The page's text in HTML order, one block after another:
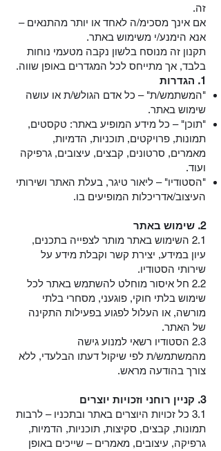
זה.
אם אינך מסכימ/ה לאחד או יותר מהתנאים –
אנא הימנע/י משימוש באתר.
תקנון זה מנוסח בלשון נקבה מטעמי נוחות
בלבד, אך מתייחס לכל המגדרים באופן שווה.
1. הגדרות
"המשתמש/ת" – כל אדם הגולש/ת או עושה
שימוש באתר.
"תוכן" – כל מידע המופיע באתר: טקסטים,
תמונות, פרויקטים, תוכניות, הדמיות,
מאמרים, סרטונים, קבצים, עיצובים, גרפיקה
ועוד.
"הסטודיו" – ליאור טיגר, בעלת האתר ושירותי
העיצוב/אדריכלות המופיעים בו.
2. שימוש באתר
2.1 השימוש באתר מותר לצפייה בתכנים,
עיון במידע, יצירת קשר וקבלת מידע על
שירותי הסטודיו.
2.2 חל איסור מוחלט להשתמש באתר לכל
שימוש בלתי חוקי, פוגעני, מסחרי בלתי
מורשה, או העלול לפגוע בפעילות התקינה
של האתר.
2.3 הסטודיו רשאי למנוע גישה
מהמשתמש/ת לפי שיקול דעתו הבלעדי, ללא
צורך בהודעה מראש.
3. קניין רוחני וזכויות יוצרים
3.1 כל זכויות היוצרים באתר ובתכניו
– לרבות
תמונות, קבצים, סקיצות, תוכניות, הדמיות,
גרפיקה, עיצובים, מאמרים – שייכים באופן